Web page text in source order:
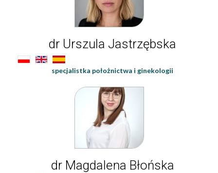
dr Urszula Jastrzębska
specjalistka położnictwa i ginekologii
dr Magdalena Błońska